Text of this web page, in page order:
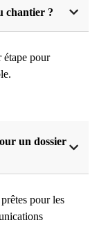
chantier ?
étape pour
un dossier
pour les